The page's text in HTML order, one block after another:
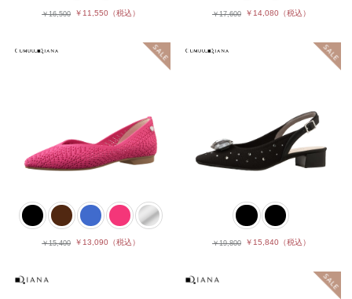
￥16,500 ￥11,550 （税込） ￥17,600 ￥14,080（税込）
￥15,400 ￥13,090 （税込） ￥19,800 ￥15,840（税込）